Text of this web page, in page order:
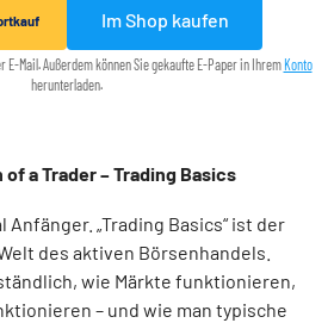
Im Shop kaufen
E-Mail. Außerdem können Sie gekaufte E-Paper in Ihrem Konto
herunterladen.
a Trader – Trading Basics
„Trading Basics“ ist der
des aktiven Börsenhandels.
wie Märkte funktionieren,
– und wie man typische